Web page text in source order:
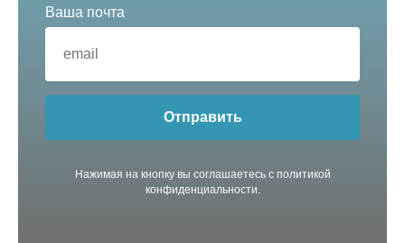
Ваша почта
Отправить
Нажимая на кнопку вы соглашаетесь с политикой
конфиденциальности.